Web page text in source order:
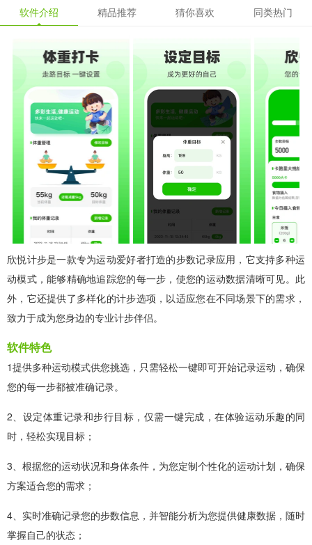
软件介绍 精品推荐 猜你喜欢 同类热门
欣悦计步是一款专为运动爱好者打造的步数记录应用，它支持多种运
动模式，能够精确地追踪您的每一步，使您的运动数据清晰可见。此
外，它还提供了多样化的计步选项，以适应您在不同场景下的需求，
致力于成为您身边的专业计步伴侣。
软件特色
1提供多种运动模式供您挑选，只需轻松一键即可开始记录运动，确保
您的每一步都被准确记录。
2、设定体重记录和步行目标，仅需一键完成，在体验运动乐趣的同
时，轻松实现目标；
3、根据您的运动状况和身体条件，为您定制个性化的运动计划，确保
方案适合您的需求；
4、实时准确记录您的步数信息，并智能分析为您提供健康数据，随时
掌握自己的状态；